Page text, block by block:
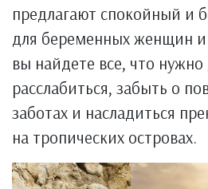
предлагают спокойный и
для беременных женщин и
вы найдете все, что
расслабиться, забыть о
заботах и насладиться
на тропических островах.